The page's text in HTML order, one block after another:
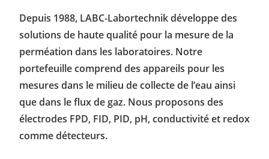
Depuis 1988, LABC-Labortechnik développe des
solutions de haute qualité pour la mesure de la
perméation dans les laboratoires. Notre
portefeuille comprend des appareils pour les
mesures dans le milieu de collecte de l’eau ainsi
que dans le flux de gaz. Nous proposons des
électrodes FPD, FID, PID, pH, conductivité et redox
comme détecteurs.